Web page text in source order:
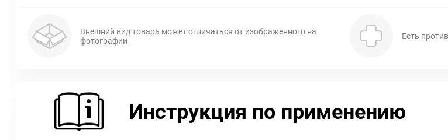
Внешний вид товара может отличаться от изображенного на
фотографии
Есть
Инструкция по применению